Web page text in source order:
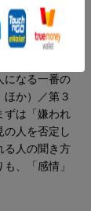
え、聞いて
になる一番の
か）／第３
は「嫌われ
人を否定し
人の聞き方
、「感情」